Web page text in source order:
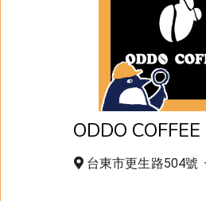
ODDO COFFEE
台東市更生路504號